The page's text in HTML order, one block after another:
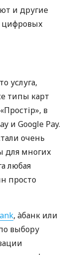
и другие
цифровых
услуга,
типы карт
в
и Google Pay.
очень
для многих
любая
просто
, àбанк или
выбору